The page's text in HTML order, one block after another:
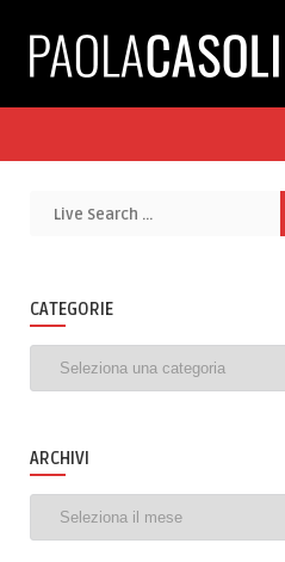
CATEGORIE
ARCHIVI